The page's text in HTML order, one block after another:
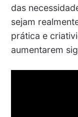
das
sejam
prática e
aumentarem